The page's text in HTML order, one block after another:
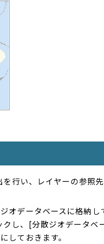
行い、レイヤーの参照
データベースに格納し
、[分散ジオデータベ
しておきます。